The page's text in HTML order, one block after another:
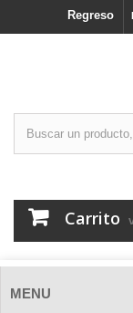
Regreso
Carrito
MENU